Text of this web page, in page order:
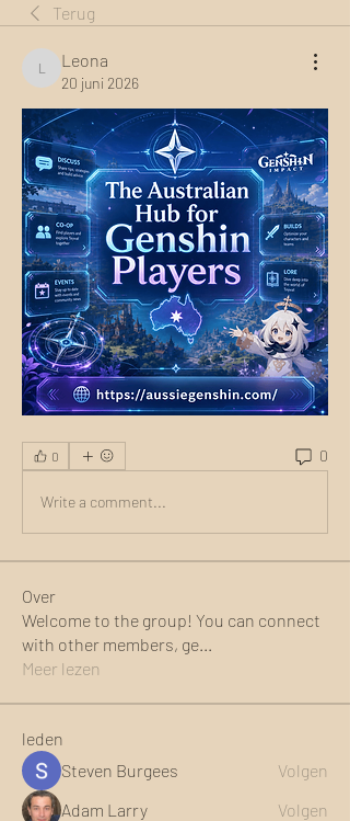
Terug
Leona
Leona
20 juni 2026
0 0
Write a comment...
Over
Welcome to the group! You can connect
with other members, ge...
Meer lezen
leden
Steven Burgees
Volgen
Adam Larry
Volgen